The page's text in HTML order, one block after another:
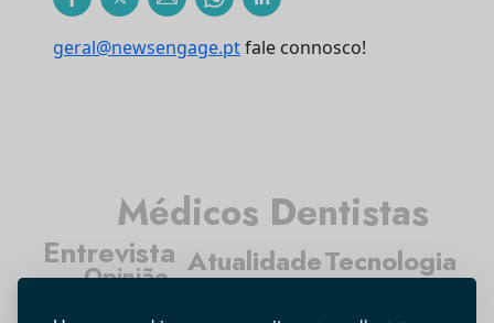
geral@newsengage.ptfale connosco!
Atualidade
Médicos Dentistas
Higiene Oral
Entrevista
Opinião Tecnologia